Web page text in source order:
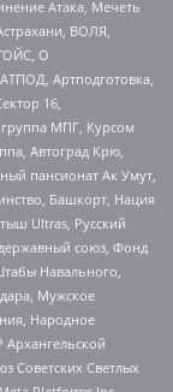
Атака, Мечеть
ВОЛЯ,
О
Артподготовка,
16,
МПГ, Курсом
Автоград Крю,
пансионат Ак Умут,
Башкорт, Нация
Ultras, Русский
союз, Фонд
Навального,
Мужское
Народное
Советских Светлых